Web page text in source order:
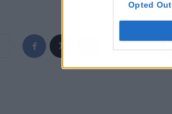
Opted Out